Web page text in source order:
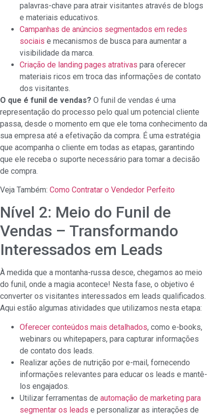
palavras-chave para atrair visitantes através de blogs
e materiais educativos.
Campanhas de anúncios segmentados em redes
sociais e mecanismos de busca para aumentar a
visibilidade da marca.
Criação de landing pages atrativas para oferecer
materiais ricos em troca das informações de contato
dos visitantes.
O que é funil de vendas? O funil de vendas é uma
representação do processo pelo qual um potencial cliente
passa, desde o momento em que ele toma conhecimento da
sua empresa até a efetivação da compra. É uma estratégia
que acompanha o cliente em todas as etapas, garantindo
que ele receba o suporte necessário para tomar a decisão
de compra.
Veja Também: Como Contratar o Vendedor Perfeito
Nível 2: Meio do Funil de
Vendas – Transformando
Interessados em Leads
À medida que a montanha-russa desce, chegamos ao meio
do funil, onde a magia acontece! Nesta fase, o objetivo é
converter os visitantes interessados em leads qualificados.
Aqui estão algumas atividades que utilizamos nesta etapa:
Oferecer conteúdos mais detalhados, como e-books,
webinars ou whitepapers, para capturar informações
de contato dos leads.
Realizar ações de nutrição por e-mail, fornecendo
informações relevantes para educar os leads e mantê-
los engajados.
Utilizar ferramentas de automação de marketing para
segmentar os leads e personalizar as interações de